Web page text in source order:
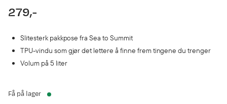
price
279,-
Slitesterk pakkpose fra Sea to Summit
TPU-vindu som gjør det lettere å finne frem tingene du trenger
Volum på 5 liter
Få på lager